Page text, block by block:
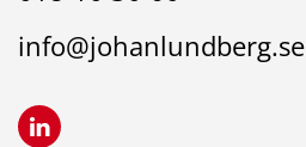
info@johanlundberg.se